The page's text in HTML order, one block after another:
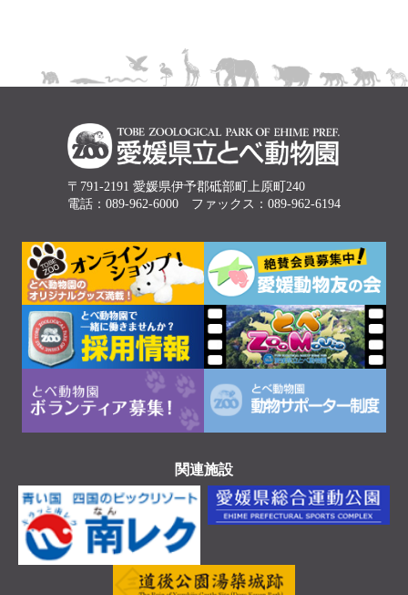
〒791-2191 愛媛県伊予郡砥部町上原町240
電話：089-962-6000 ファックス：089-962-6194
関連施設